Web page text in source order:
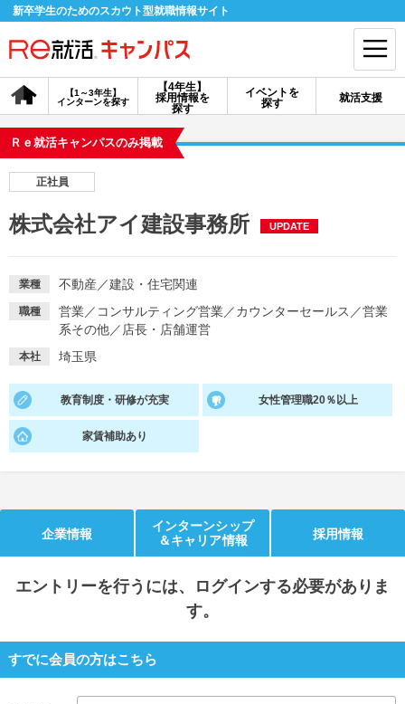
新卒学生のためのスカウト型就職情報サイト
【4年生】
採用情報を
探す
【1～3年生】
インターンを探す
イベントを
探す
就活支援
会員登録 ログイン
探す
イベントを探す スカウト
就活ノウハウ・サポート
就活支援
あなたに合う仕事を診断！ 動画で対策講座をチェック
就活時事ニュースを更新 不明点があればこちら
Ｒｅ就活キャンパスのみ掲載
正社員
株式会社アイ建設事務所 UPDATE
業種 不動産／建設・住宅関連
職種 営業／ コンサルティング営業／カウンターセールス ／営業
系その他／ 店長・店舗運営
本社 埼玉県
教育制度・研修が充実 女性管理職20％以上
家賃補助あり
企業情報
インターンシップ
＆キャリア情報
採用情報
エントリーを行うには、ログインする必要がありま
す。
すでに会員の方はこちら